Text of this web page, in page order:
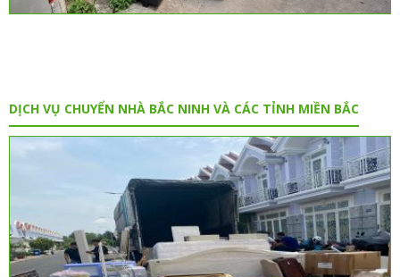
DỊCH VỤ CHUYỂN NHÀ BẮC NINH VÀ CÁC TỈNH MIỀN BẮC